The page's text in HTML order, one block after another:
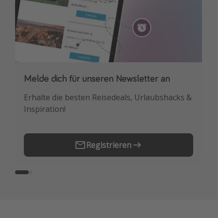
Melde dich für unseren Newsletter an
Erhalte die besten Reisedeals, Urlaubshacks &
Inspiration!
Registrieren
Downloade unsere App
Buche die besten Reiseschnäppchen als
Erstes.